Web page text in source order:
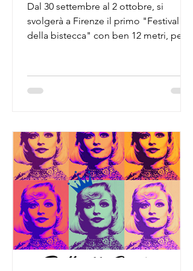
Dal 30 settembre al 2 ottobre, si
svolgerà a Firenze il primo "Festival
della bistecca" con ben 12 metri, per